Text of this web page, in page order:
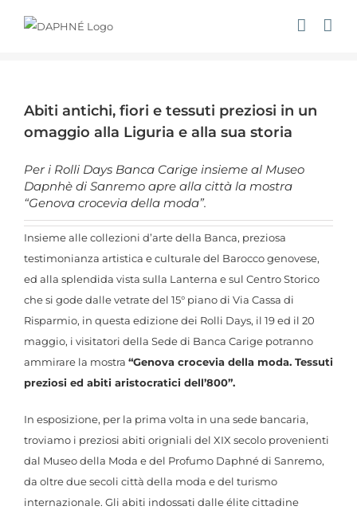
immagine
Abiti antichi, fiori e tessuti preziosi in un
omaggio alla Liguria e alla sua storia
Per i Rolli Days Banca Carige insieme al Museo
Dapnhè di Sanremo apre alla città la mostra
“Genova crocevia della moda”.
Insieme alle collezioni d’arte della Banca, preziosa
testimonianza artistica e culturale del Barocco genovese,
ed alla splendida vista sulla Lanterna e sul Centro Storico
che si gode dalle vetrate del 15° piano di Via Cassa di
Risparmio, in questa edizione dei Rolli Days, il 19 ed il 20
maggio, i visitatori della Sede di Banca Carige potranno
ammirare la mostra “Genova crocevia della moda. Tessuti
preziosi ed abiti aristocratici dell’800”.
In esposizione, per la prima volta in una sede bancaria,
troviamo i preziosi abiti origniali del XIX secolo provenienti
dal Museo della Moda e del Profumo Daphné di Sanremo,
da oltre due secoli città della moda e del turismo
internazionale. Gli abiti indossati dalle élite cittadine